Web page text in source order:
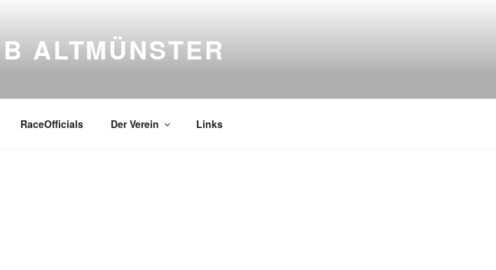
ALTMÜNSTER
RaceOfficials Der Verein Links